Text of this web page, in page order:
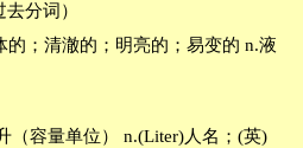
分词）
的；清澈的；明亮的；易变的 n.液
（容量单位） n.(Liter)人名；(英)